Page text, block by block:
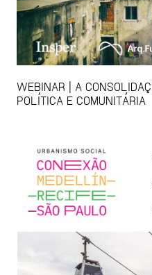
WEBINAR | A
POLÍTICA E COMUNITÁRIA